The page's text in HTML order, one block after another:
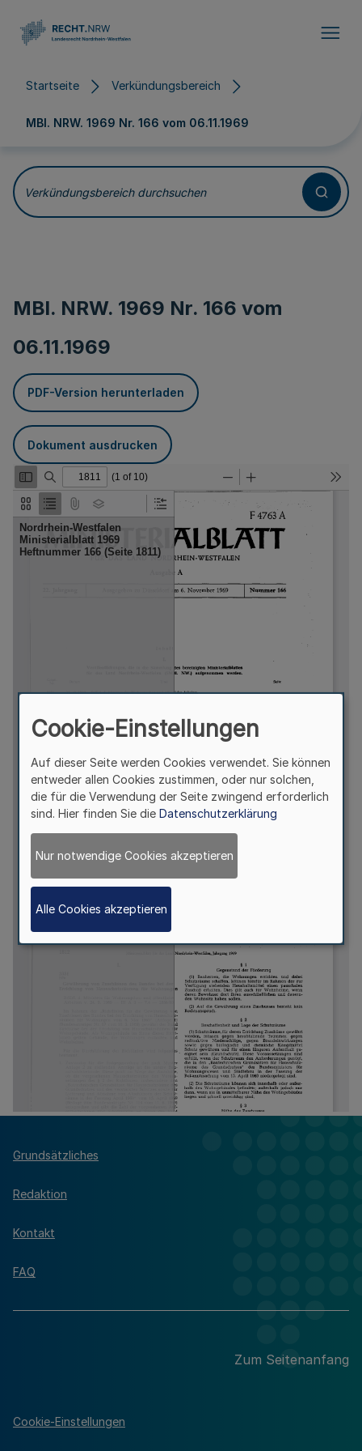
Startseite Verkündungsbereich
MBl. NRW. 1969 Nr. 166 vom 06.11.1969
Verkündungsbereich durchsuchen
MBl. NRW. 1969 Nr. 166 vom
06.11.1969
PDF-Version herunterladen
Dokument ausdrucken
Grundsätzliches
Redaktion
Kontakt
FAQ
Zum Seitenanfang
Cookie-Einstellungen
Cookie-Einstellungen
Auf dieser Seite werden Cookies verwendet. Sie können
entweder allen Cookies zustimmen, oder nur solchen,
die für die Verwendung der Seite zwingend erforderlich
sind. Hier finden Sie die Datenschutzerklärung
Nur notwendige Cookies akzeptieren
Alle Cookies akzeptieren